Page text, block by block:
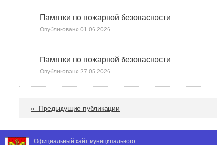
Памятки по пожарной безопасности
Опубликовано 01.06.2026
Памятки по пожарной безопасности
Опубликовано 27.05.2026
« Предыдущие публикации
Официальный сайт муниципального